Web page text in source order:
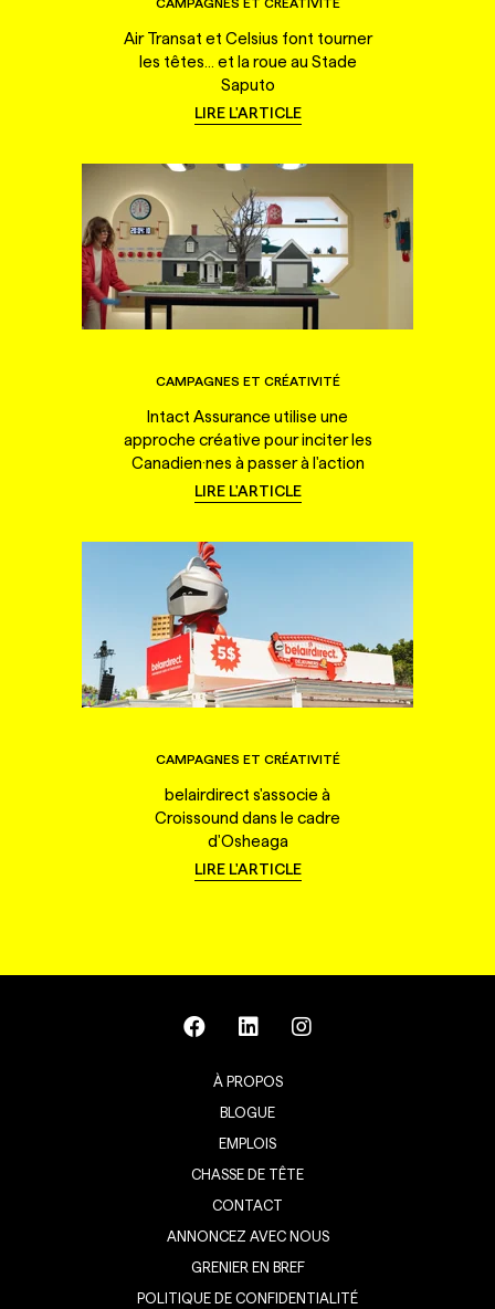
Air Transat et Celsius font tourner
les têtes... et la roue au Stade
Saputo
LIRE L'ARTICLE
CAMPAGNES ET CRÉATIVITÉ
Intact Assurance utilise une
approche créative pour inciter les
Canadien·nes à passer à l'action
LIRE L'ARTICLE
CAMPAGNES ET CRÉATIVITÉ
belairdirect s'associe à
Croissound dans le cadre
d'Osheaga
LIRE L'ARTICLE
À PROPOS
BLOGUE
EMPLOIS
CHASSE DE TÊTE
CONTACT
ANNONCEZ AVEC NOUS
GRENIER EN BREF
POLITIQUE DE CONFIDENTIALITÉ